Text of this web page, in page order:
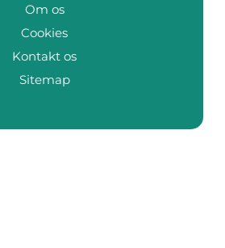
Om os
Cookies
Kontakt os
Sitemap